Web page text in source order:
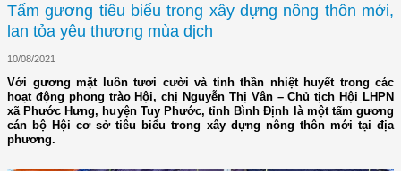
Tấm gương tiêu biểu trong xây dựng nông thôn mới,
lan tỏa yêu thương mùa dịch
10/08/2021
Với gương mặt luôn tươi cười và tinh thần nhiệt huyết trong các
hoạt động phong trào Hội, chị Nguyễn Thị Vân – Chủ tịch Hội LHPN
xã Phước Hưng, huyện Tuy Phước, tỉnh Bình Định là một tấm gương
cán bộ Hội cơ sở tiêu biểu trong xây dựng nông thôn mới tại địa
phương.